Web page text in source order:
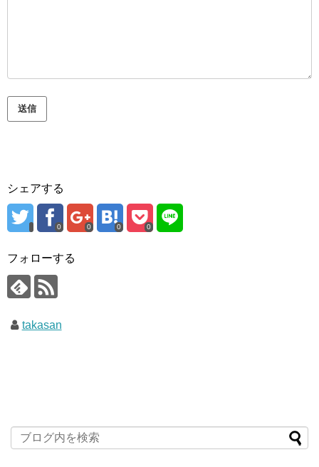
シェアする
0 0 0 0
フォローする
takasan